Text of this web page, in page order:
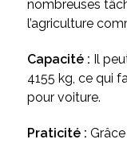
nombreuses
l’agriculture
Capacité : Il
4155 kg, ce qui
pour voiture.
Praticité :